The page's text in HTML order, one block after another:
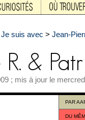
Je suis avec > Jean-
; mis à jour le
PAR
DU